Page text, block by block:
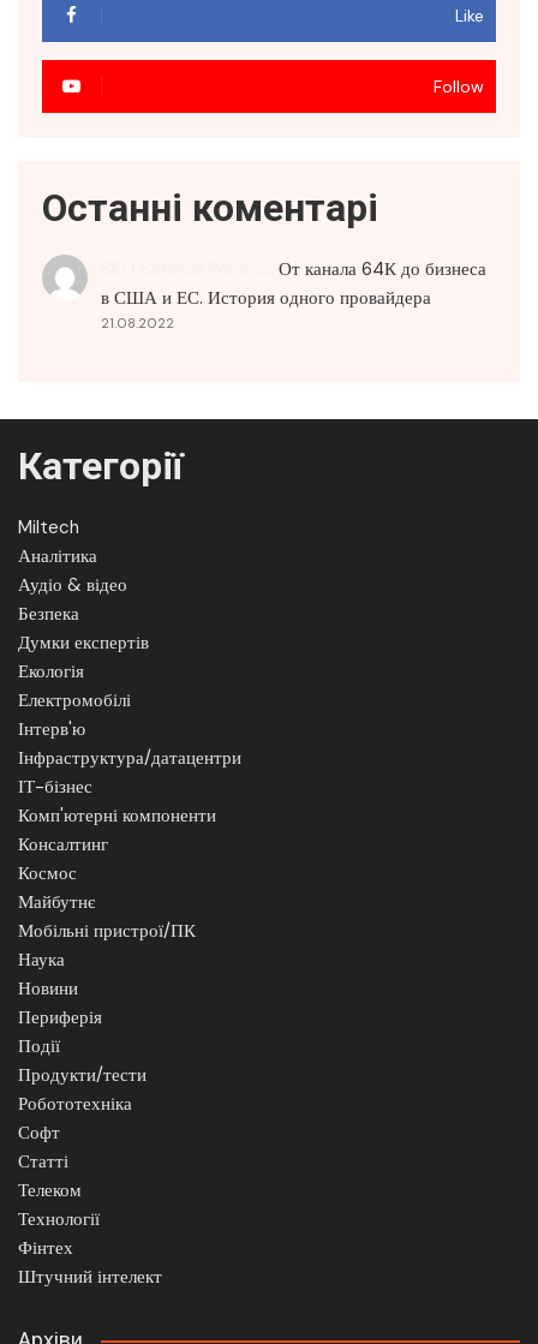
Like
Follow
Останні коментарі
От канала 64К до бизнеса
в США и ЕС. История одного провайдера
21.08.2022
Категорії
Miltech
Аналітика
Аудіо & відео
Безпека
Думки експертів
Екологія
Електромобілі
Інтерв'ю
Інфраструктура/датацентри
ІТ-бізнес
Комп'ютерні компоненти
Консалтинг
Космос
Майбутнє
Мобільні пристрої/ПК
Наука
Новини
Периферія
Події
Продукти/тести
Робототехніка
Софт
Статті
Телеком
Технології
Фінтех
Штучний інтелект